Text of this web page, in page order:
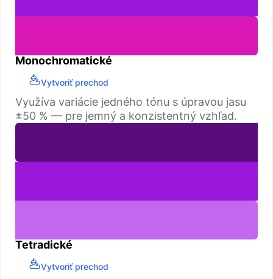
Monochromatické
Vytvoriť prechod
Využíva variácie jedného tónu s úpravou jasu
±50 % — pre jemný a konzistentný vzhľad.
Tetradické
Vytvoriť prechod